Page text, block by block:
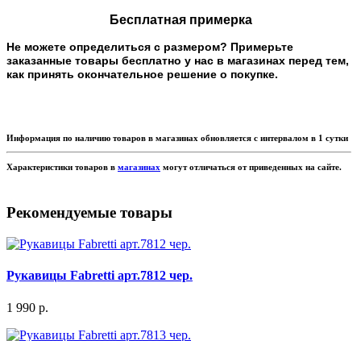
Бесплатная примерка
Не можете определиться с размером? Примерьте
заказанные товары бесплатно у нас в магазинах перед тем,
как принять окончательное решение о покупке.
Информация по наличию товаров в магазинах обновляется с интервалом в 1 сутки
Характеристики товаров в магазинах могут отличаться от приведенных на сайте.
Рекомендуемые товары
Рукавицы Fabretti арт.7812 чер.
1 990 р.